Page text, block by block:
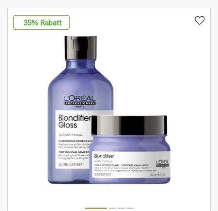
35% Rabatt